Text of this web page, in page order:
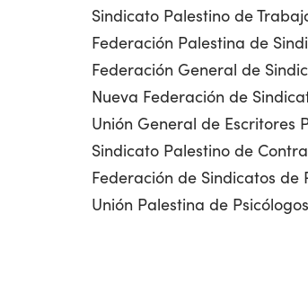
Sindicato Palestino de
Federación Palestina de
Federación General de
Nueva Federación de
Unión General de Escritores
Sindicato Palestino de
Federación de Sindicatos de
Unión Palestina de